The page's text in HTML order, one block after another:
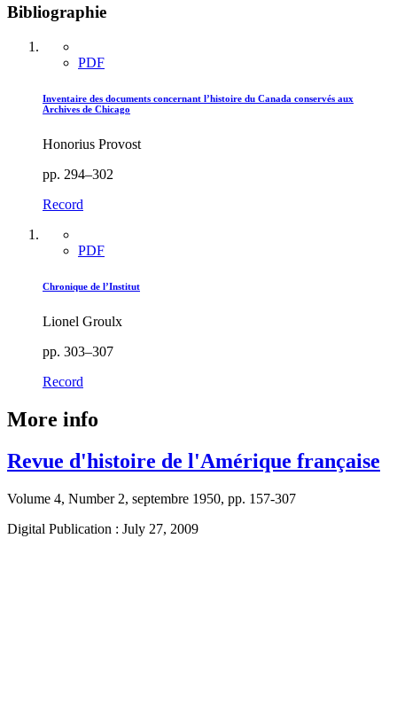
Bibliographie
PDF
Inventaire des documents concernant l’histoire du Canada conservés aux
Archives de Chicago
Honorius Provost
pp. 294–302
Record
PDF
Chronique de l’Institut
Lionel Groulx
pp. 303–307
Record
More info
Revue d'histoire de l'Amérique française
Volume 4, Number 2, septembre 1950, pp. 157-307
Digital Publication : July 27, 2009